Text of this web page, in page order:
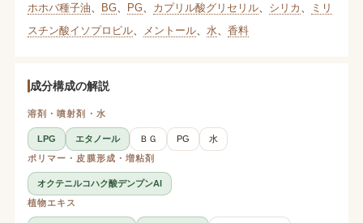
ホホバ種子油
BG、 PG、 カプリル酸グリセリル、 シリカ
ミリ
スチン酸イソプロピル、 メントール、 水 香料
成分構成の解説
溶剤・噴射剤・水
LPG エタノール ＢＧ PG
水
ポリマー・皮膜形成・増粘剤
オクテニルコハク酸デンプンAl
植物エキス